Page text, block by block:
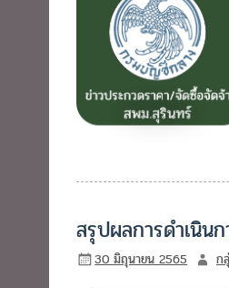
สรุปผลการดำเนิน
30 มิถุนายน 2565 ก